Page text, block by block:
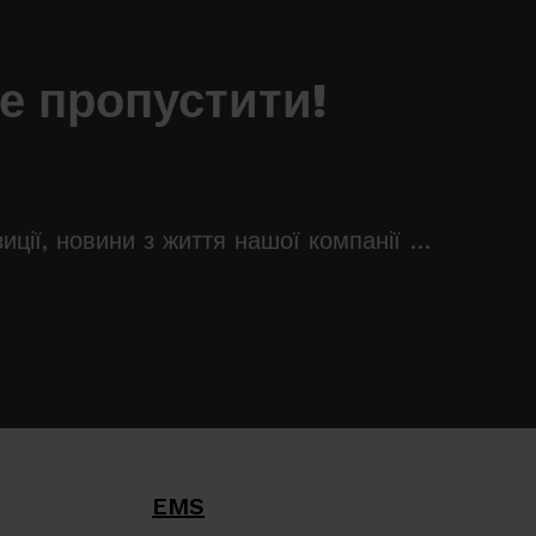
пропустити!
новини з життя нашої компанії …
EMS